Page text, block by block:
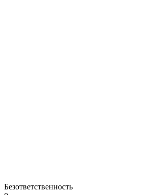
Безответственность